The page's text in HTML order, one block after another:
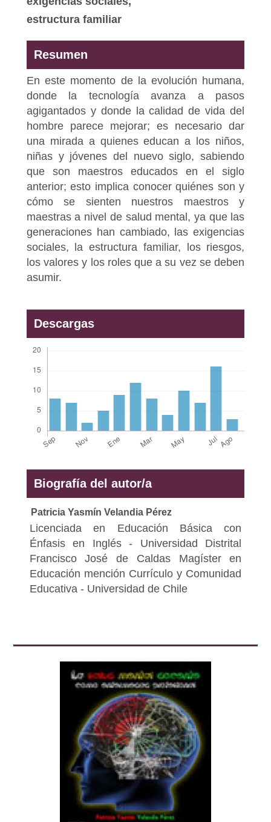
estructura familiar
Resumen
En este momento de la evolución humana,
donde la tecnología avanza a pasos
agigantados y donde la calidad de vida del
hombre parece mejorar; es necesario dar
una mirada a quienes educan a los niños,
niñas y jóvenes del nuevo siglo, sabiendo
que son maestros educados en el siglo
anterior; esto implica conocer quiénes son y
cómo se sienten nuestros maestros y
maestras a nivel de salud mental, ya que las
generaciones han cambiado, las exigencias
sociales, la estructura familiar, los riesgos,
los valores y los roles que a su vez se deben
asumir.
Descargas
Biografía del autor/a
Patricia Yasmín Velandia Pérez
Licenciada en Educación Básica con
Énfasis en Inglés - Universidad Distrital
Francisco José de Caldas Magíster en
Educación mención Currículo y Comunidad
Educativa - Universidad de Chile